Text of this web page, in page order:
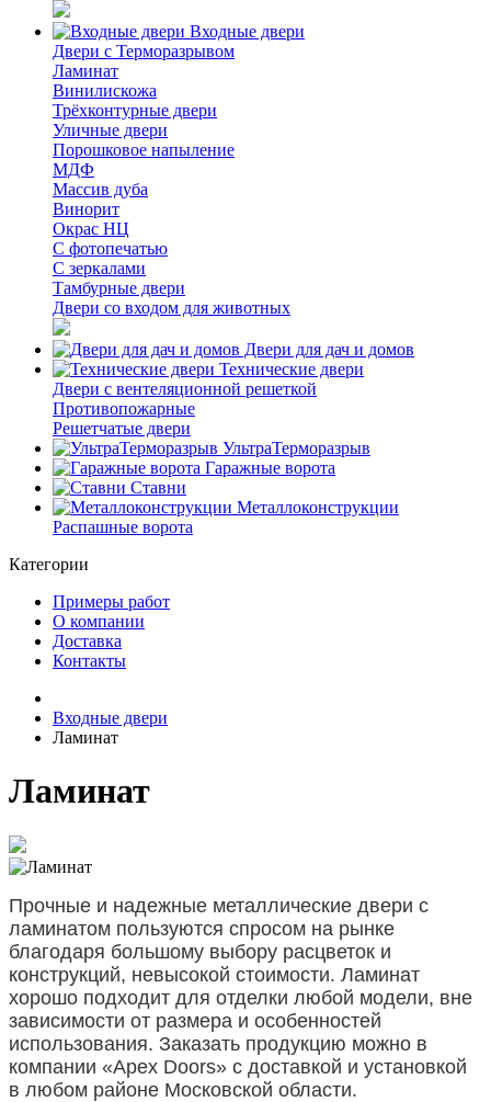
Входные двери
Двери с Терморазрывом
Ламинат
Винилискожа
Трёхконтурные двери
Уличные двери
Порошковое напыление
МДФ
Массив дуба
Винорит
Окрас НЦ
С фотопечатью
С зеркалами
Тамбурные двери
Двери со входом для животных
Двери для дач и домов
Технические двери
Двери с вентеляционной решеткой
Противопожарные
Решетчатые двери
УльтраТерморазрыв
Гаражные ворота
Ставни
Металлоконструкции
Распашные ворота
Категории
Примеры работ
О компании
Доставка
Контакты
Входные двери
Ламинат
Ламинат
Прочные и надежные металлические двери с
ламинатом пользуются спросом на рынке
благодаря большому выбору расцветок и
конструкций, невысокой стоимости. Ламинат
хорошо подходит для отделки любой модели, вне
зависимости от размера и особенностей
использования. Заказать продукцию можно в
компании «Apex Doors» с доставкой и установкой
в любом районе Московской области.